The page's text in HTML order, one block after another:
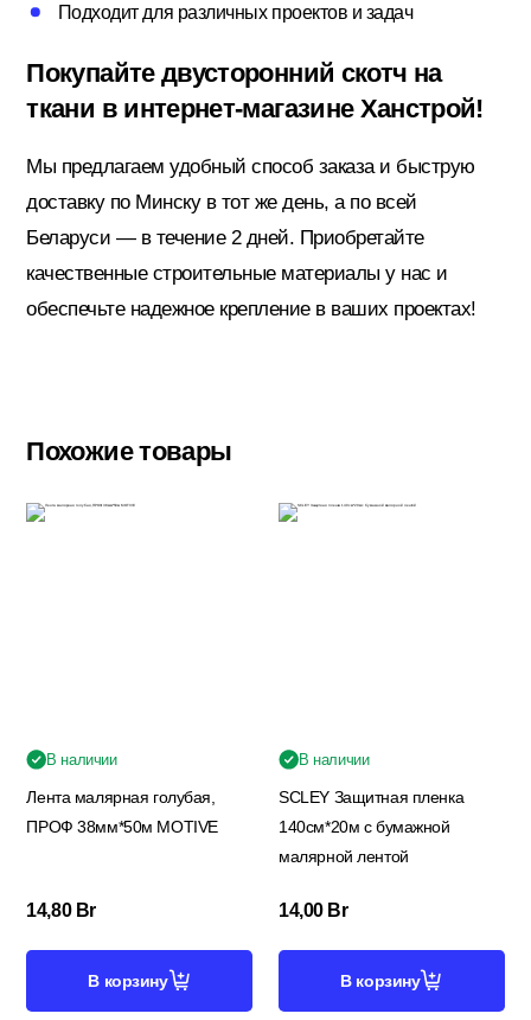
Электрика
Подходит для различных проектов и задач
Покупайте двусторонний скотч на
ткани в интернет-магазине Ханстрой!
Мы предлагаем удобный способ заказа и быструю
доставку по Минску в тот же день, а по всей
Беларуси — в течение 2 дней. Приобретайте
качественные строительные материалы у нас и
обеспечьте надежное крепление в ваших проектах!
Похожие товары
В наличии
Лента малярная голубая,
ПРОФ 38мм*50м MOTIVE
14,80 Br
В корзину
В наличии
SCLEY Защитная пленка
140см*20м с бумажной
малярной лентой
14,00 Br
В корзину